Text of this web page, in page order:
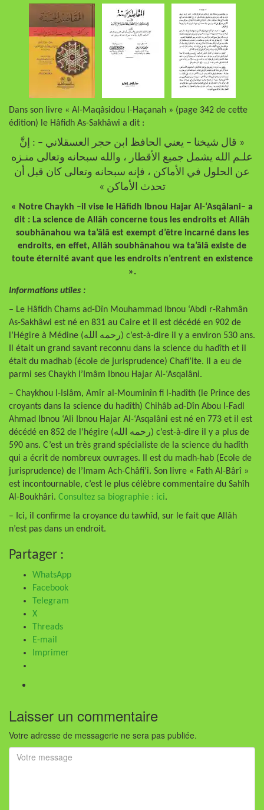
Dans son livre « Al-Maqâsidou l-Haçanah » (page 342 de cette
édition) le Hâfidh As-Sakhâwi a dit :
« قال شيخنا – يعني الحافظ ابن حجر العسقلاني – : إنَّ
علـم الله يشمل جميع الأقطار ، والله سبحانه وتعالى منـزه
عن الحلول في الأماكن ، فإنه سبحانه وتعالى كان قبل أن
تحدث الأماكن »
« Notre Chaykh –il vise le Hâfidh Ibnou Hajar Al-‘Asqâlani– a
dit : La science de Allâh concerne tous les endroits et Allâh
soubhânahou wa ta’âlâ est exempt d’être incarné dans les
endroits, en effet, Allâh soubhânahou wa ta’âlâ existe de
toute éternité avant que les endroits n’entrent en existence
».
Informations utiles :
– Le Hâfidh Chams ad-Dîn Mouhammad Ibnou ‘Abdi r-Rahmân
As-Sakhâwi est né en 831 au Caire et il est décédé en 902 de
l’Hégire à Médine (رحمه الله) c’est-à-dire il y a environ 530 ans.
Il était un grand savant reconnu dans la science du hadîth et il
était du madhab (école de jurisprudence) Chafi’ite. Il a eu de
parmi ses Chaykh l’Imâm Ibnou Hajar Al-‘Asqalâni.
– Chaykhou l-Islâm, Amîr al-Mouminîn fi l-hadîth (le Prince des
croyants dans la science du hadîth) Chihâb ad-Dîn Abou l-Fadl
Ahmad Ibnou ‘Ali Ibnou Hajar Al-‘Asqalâni est né en 773 et il est
décédé en 852 de l’hégire (رحمه الله) c’est-à-dire il y a plus de
590 ans. C’est un très grand spécialiste de la science du hadîth
qui a écrit de nombreux ouvrages. Il est du madh-hab (Ecole de
jurisprudence) de l’Imam Ach-Châfi’i. Son livre « Fath Al-Bârî »
est incontournable, c’est le plus célèbre commentaire du Sahîh
Al-Boukhâri. Consultez sa biographie : ici.
– Ici, il confirme la croyance du tawhîd, sur le fait que Allâh
n’est pas dans un endroit.
Partager :
WhatsApp
Facebook
Telegram
X
Threads
E-mail
Imprimer
Laisser un commentaire
Votre adresse de messagerie ne sera pas publiée.